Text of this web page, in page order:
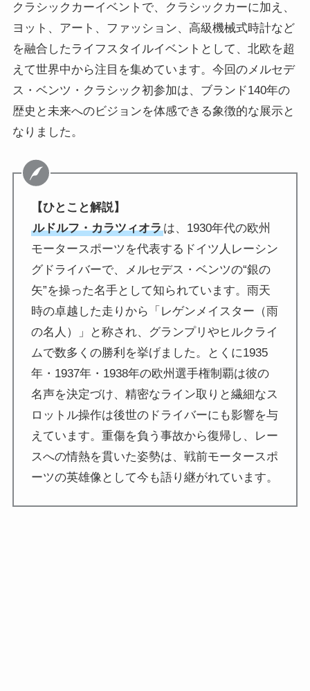
クラシックカーイベントで、クラシックカーに加え、
ヨット、アート、ファッション、高級機械式時計など
を融合したライフスタイルイベントとして、北欧を超
えて世界中から注目を集めています。今回のメルセデ
ス・ベンツ・クラシック初参加は、ブランド140年の
歴史と未来へのビジョンを体感できる象徴的な展示と
なりました。
【ひとこと解説】
ルドルフ・カラツィオラは、1930年代の欧州
モータースポーツを代表するドイツ人レーシン
グドライバーで、メルセデス・ベンツの“銀の
矢”を操った名手として知られています。雨天
時の卓越した走りから「レゲンメイスター（雨
の名人）」と称され、グランプリやヒルクライ
ムで数多くの勝利を挙げました。とくに1935
年・1937年・1938年の欧州選手権制覇は彼の
名声を決定づけ、精密なライン取りと繊細なス
ロットル操作は後世のドライバーにも影響を与
えています。重傷を負う事故から復帰し、レー
スへの情熱を貫いた姿勢は、戦前モータースポ
ーツの英雄像として今も語り継がれています。